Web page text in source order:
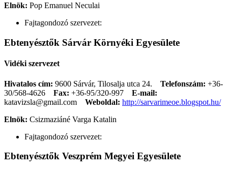
Elnök: Pop Emanuel Neculai
Fajtagondozó szervezet:
Ebtenyésztők Sárvár Környéki Egyesülete
Vidéki szervezet
Hivatalos cím: 9600 Sárvár, Tilosalja utca 24. Telefonszám: +36-
30/568-4626
Fax: +36-95/320-997
E-mail:
katavizsla@gmail.com
Weboldal: http://sarvarimeoe.blogspot.hu/
Elnök: Csizmaziáné Varga Katalin
Fajtagondozó szervezet:
Ebtenyésztők Veszprém Megyei Egyesülete